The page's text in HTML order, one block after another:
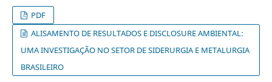
PDF
ALISAMENTO DE RESULTADOS E DISCLOSURE AMBIENTAL:
UMA INVESTIGAÇÃO NO SETOR DE SIDERURGIA E METALURGIA
BRASILEIRO